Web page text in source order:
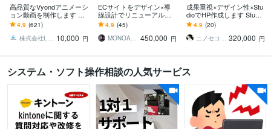
高品質なVyondアニメーシ
ョン動画を制作します 明
瞭会計で安心！企業PR・
営業資料・広告・YouTube
等
4.9 (621)
株式会社LinkStudio 10,000 円
ECサイトをデザイン×導
線設計でリニューアルし
ます makeshop・Shopif
y・カラーミー構築パート
ナー
4.9 (45)
MONOARC Inc｜ ECサイト制作 450,000 円
成果重視×デザイン性×Stu
dioでHP作成します Studio
エキスパートが贈るStudio
制作唯一Pro認定
4.9 (20)
ニノセコウヘイ｜Studioエキスパート 320,000 円
システム・ソフト操作相談の人気サービス